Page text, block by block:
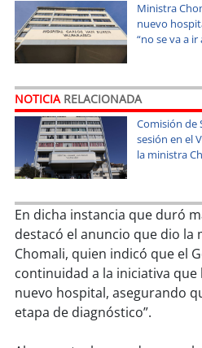
soyquillota
sanantonio
soychillán
soysancarlos
soytalcahuano
soyconcepción
soycoronel
soyarauco
Ministra
nuevo
“no se va a ir
NOTICIARELACIONADA
Comisión de
sesión en el
la ministra
En dicha instancia que duró
destacó el anuncio que dio la
Chomali, quien indicó que el
continuidad a la iniciativa
nuevo hospital, asegurando
etapa de diagnóstico”.